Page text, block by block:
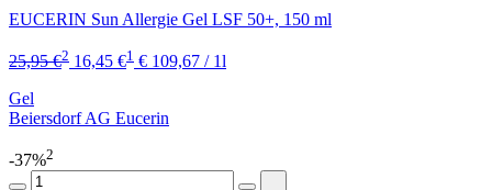
EUCERIN Sun Allergie Gel LSF 50+, 150 ml
25,95 €2 16,45 €1 € 109,67 / 1l
Gel
Beiersdorf AG Eucerin
-37%2